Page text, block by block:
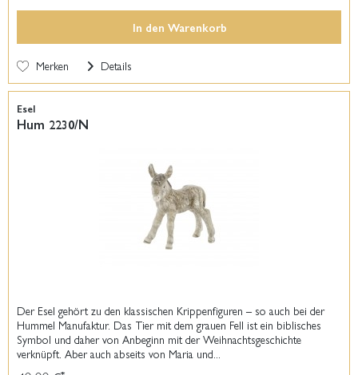
In den Warenkorb
Merken Details
Esel
Hum 2230/N
Der Esel gehört zu den klassischen Krippenfiguren – so auch bei der
Hummel Manufaktur. Das Tier mit dem grauen Fell ist ein biblisches
Symbol und daher von Anbeginn mit der Weihnachtsgeschichte
verknüpft. Aber auch abseits von Maria und...